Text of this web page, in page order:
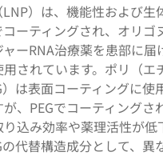
）は、機能性および生
ーティングされ、オリゴ
ーRNA治療薬を患部に届
されています。ポリ（エ
）は表面コーティングに使
、PEGでコーティングさ
込み効率や薬理活性が低
代替構造成分として、異